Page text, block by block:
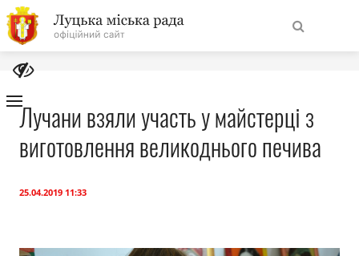
На
головну
НавігаціяПро місто
Лучани взяли участь у майстерці з
виготовлення великоднього печива
25.04.2019 11:33